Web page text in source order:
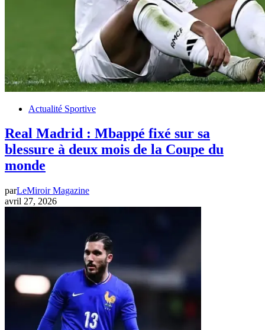
Actualité Sportive
Real Madrid : Mbappé fixé sur sa
blessure à deux mois de la Coupe du
monde
parLeMiroir Magazine
avril 27, 2026